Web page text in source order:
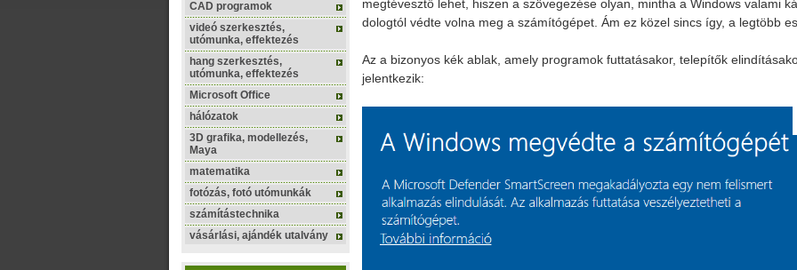
CAD programok
videó szerkesztés,
utómunka, effektezés
hang szerkesztés,
utómunka, effektezés
Microsoft Office
hálózatok
3D grafika, modellezés,
Maya
matematika
fotózás, fotó utómunkák
számítástechnika
vásárlási, ajándék utalvány
megtévesztő lehet, hiszen a szövegezése olyan, mintha a Windows valami
dologtól védte volna meg a számítógépet. Ám ez közel sincs így, a legtöbb
Az a bizonyos kék ablak, amely programok futtatásakor, telepítők
jelentkezik: